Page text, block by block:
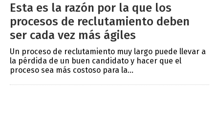
Esta es la razón por la que los
procesos de reclutamiento deben
ser cada vez más ágiles
Un proceso de reclutamiento muy largo puede llevar a
la pérdida de un buen candidato y hacer que el
proceso sea más costoso para la...